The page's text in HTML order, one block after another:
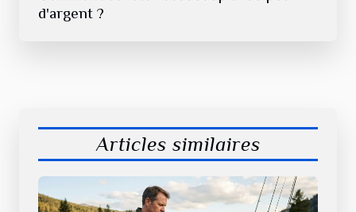
d'argent ?
Articles similaires